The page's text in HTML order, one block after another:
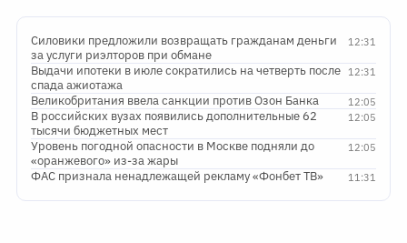
12:31
Силовики предложили возвращать гражданам деньги
за услуги риэлторов при обмане
12:31
Выдачи ипотеки в июле сократились на четверть после
спада ажиотажа
12:05
Великобритания ввела санкции против Озон Банка
12:05
В российских вузах появились дополнительные 62
тысячи бюджетных мест
12:05
Уровень погодной опасности в Москве подняли до
«оранжевого» из-за жары
11:31
ФАС признала ненадлежащей рекламу «Фонбет ТВ»